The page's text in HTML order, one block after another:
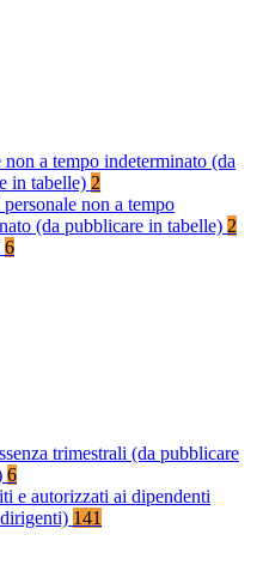
non a tempo indeterminato (da
in tabelle) 2
non a tempo
(da pubblicare in tabelle) 2
6
trimestrali (da pubblicare
6
e autorizzati ai dipendenti
141